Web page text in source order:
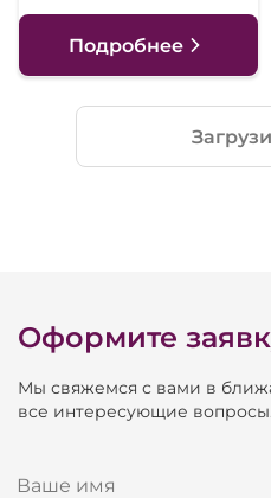
Подробнее
Оформите
Мы свяжемся с вами в
все интересующие вопросы.
Ваше имя